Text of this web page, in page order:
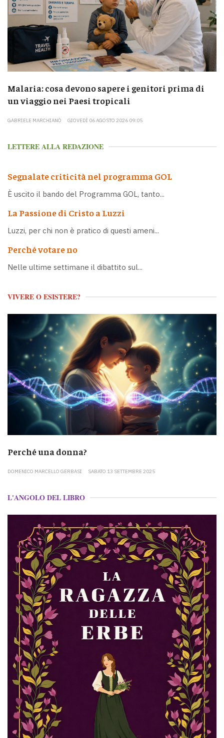
Malaria: cosa devono sapere i genitori prima di
un viaggio nei Paesi tropicali
GABRIELE MARCHIANÒ GIOVEDÌ 06 AGOSTO 2026 09:05
LETTERE ALLA REDAZIONE
Segnalate criticità nel programma GOL
È uscito il bando del Programma GOL, tanto...
La Passione di Cristo a Luzzi
Luzzi, per chi non è pratico di questi ameni...
Perché votare no
Nelle ultime settimane il dibattito sul...
VIVERE O ESISTERE?
Perché una donna?
DOMENICO MARCELLO GERBASI SABATO 13 SETTEMBRE 2025
L'ANGOLO DEL LIBRO